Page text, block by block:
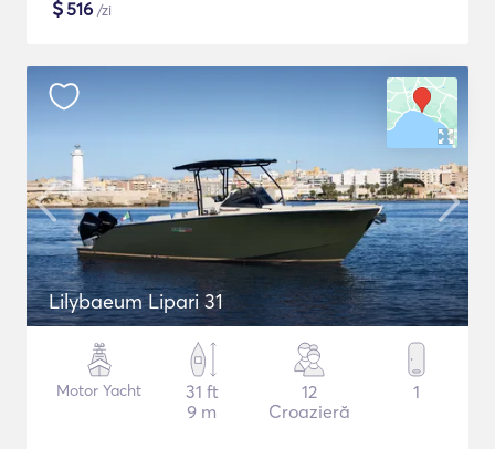
$516 /zi
Lilybaeum Lipari 31
Motor Yacht
31 ft
9 m
12
Croazieră
1